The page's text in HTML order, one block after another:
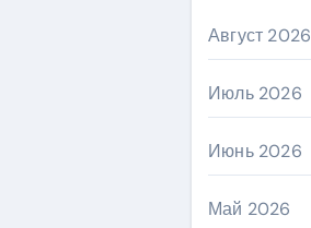
Август 2026
Июль 2026
Июнь 2026
Май 2026